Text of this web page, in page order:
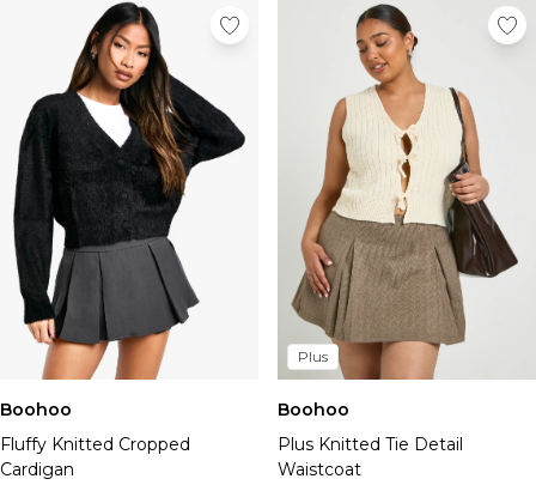
Boohoo
Fluffy Knitted Cropped
Cardigan
Plus
Boohoo
Plus Knitted Tie Detail
Waistcoat